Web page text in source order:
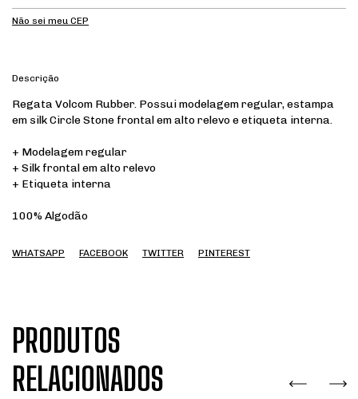
Não sei meu CEP
Descrição
Regata Volcom Rubber. Possui modelagem regular, estampa
em silk Circle Stone frontal em alto relevo e etiqueta interna.
+ Modelagem regular
+ Silk frontal em alto relevo
+ Etiqueta interna
100% Algodão
WHATSAPP FACEBOOK TWITTER PINTEREST
PRODUTOS
RELACIONADOS